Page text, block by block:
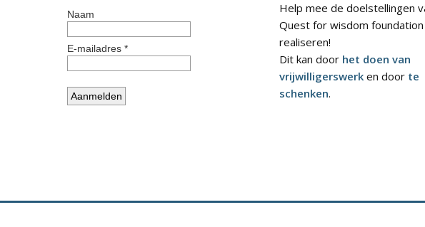
Help mee de doelstellingen
Quest for wisdom
realiseren!
Dit kan door het doen van
vrijwilligerswerk en door te
schenken.